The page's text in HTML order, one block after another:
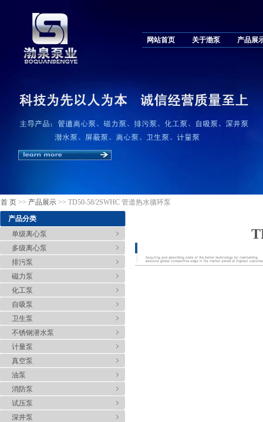
网站首页 关于渤泵 产品展
首 页 >> 产品展示 >> TD50-58/2SWHC 管道热水循环泵
产品分类
单级离心泵
多级离心泵
排污泵
磁力泵
化工泵
自吸泵
卫生泵
不锈钢潜水泵
计量泵
真空泵
油泵
消防泵
试压泵
深井泵